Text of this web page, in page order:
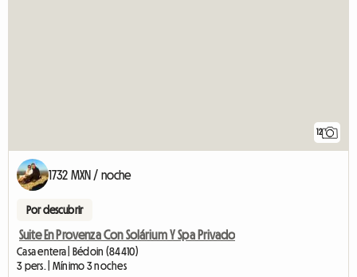
12
1732 MXN / noche
Por descubrir
Suite En Provenza Con Solárium Y Spa Privado
Casa entera | Bédoin (84410)
3 pers. | Mínimo 3 noches